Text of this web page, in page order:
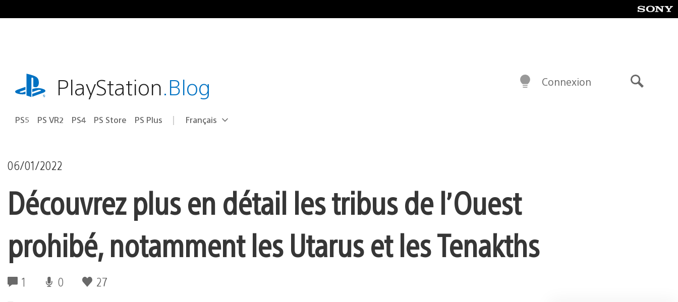
au
playstation.comPlayStation.Blog
PS5 PS VR2 PS4 PS Store PS Plus Choisir
Région
Français
Connexion
06/01/2022
Découvrez plus en détail les tribus de l’Ouest
prohibé, notamment les Utarus et les Tenakths
1 0 27